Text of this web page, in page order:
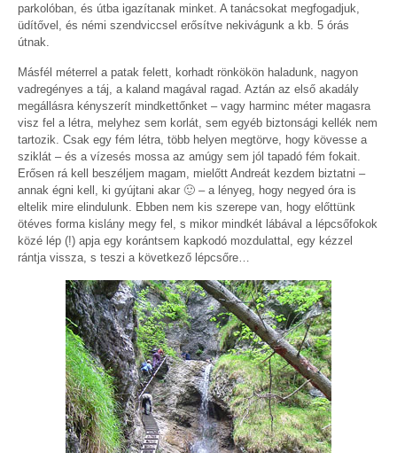
parkolóban, és útba igazítanak minket. A tanácsokat megfogadjuk,
üdítővel, és némi szendviccsel erősítve nekivágunk a kb. 5 órás
útnak.
Másfél méterrel a patak felett, korhadt rönkökön haladunk, nagyon
vadregényes a táj, a kaland magával ragad. Aztán az első akadály
megállásra kényszerít mindkettőnket – vagy harminc méter magasra
visz fel a létra, melyhez sem korlát, sem egyéb biztonsági kellék nem
tartozik. Csak egy fém létra, több helyen megtörve, hogy kövesse a
sziklát – és a vízesés mossa az amúgy sem jól tapadó fém fokait.
Erősen rá kell beszéljem magam, mielőtt Andreát kezdem biztatni –
annak égni kell, ki gyújtani akar 🙂 – a lényeg, hogy negyed óra is
eltelik mire elindulunk. Ebben nem kis szerepe van, hogy előttünk
ötéves forma kislány megy fel, s mikor mindkét lábával a lépcsőfokok
közé lép (!) apja egy korántsem kapkodó mozdulattal, egy kézzel
rántja vissza, s teszi a következő lépcsőre…